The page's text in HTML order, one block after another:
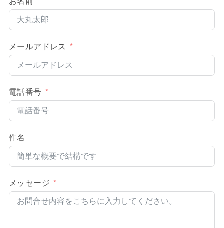
メールアドレス
電話番号
件名
メッセージ